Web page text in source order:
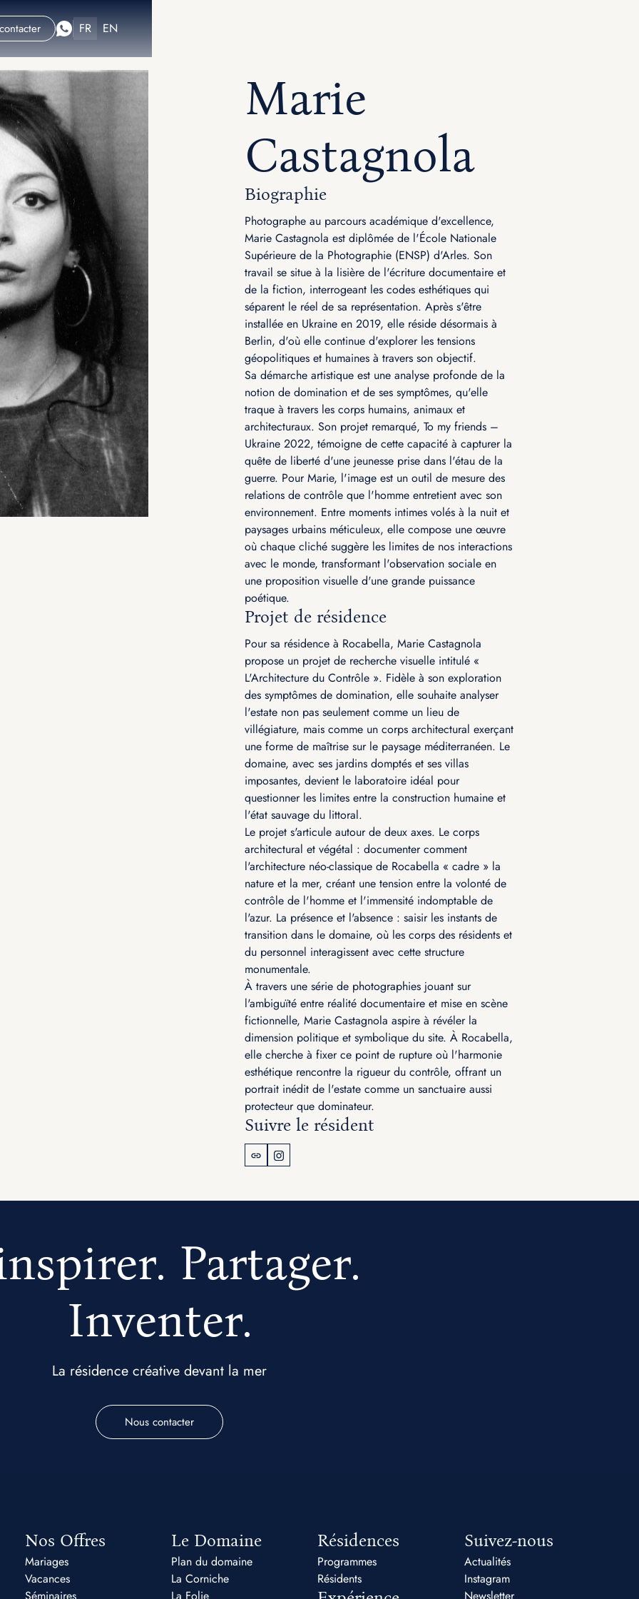
FR EN
Marie
Castagnola
Biographie
Photographe au parcours académique d'excellence,
Marie Castagnola est diplômée de l'École Nationale
Supérieure de la Photographie (ENSP) d'Arles. Son
travail se situe à la lisière de l'écriture documentaire et
de la fiction, interrogeant les codes esthétiques qui
séparent le réel de sa représentation. Après s'être
installée en Ukraine en 2019, elle réside désormais à
Berlin, d'où elle continue d'explorer les tensions
géopolitiques et humaines à travers son objectif.
Sa démarche artistique est une analyse profonde de la
notion de domination et de ses symptômes, qu'elle
traque à travers les corps humains, animaux et
architecturaux. Son projet remarqué, To my friends –
Ukraine 2022, témoigne de cette capacité à capturer la
quête de liberté d'une jeunesse prise dans l'étau de la
guerre. Pour Marie, l'image est un outil de mesure des
relations de contrôle que l'homme entretient avec son
environnement. Entre moments intimes volés à la nuit et
paysages urbains méticuleux, elle compose une œuvre
où chaque cliché suggère les limites de nos interactions
avec le monde, transformant l'observation sociale en
une proposition visuelle d'une grande puissance
poétique.
Projet de résidence
Pour sa résidence à Rocabella, Marie Castagnola
propose un projet de recherche visuelle intitulé «
L'Architecture du Contrôle ». Fidèle à son exploration
des symptômes de domination, elle souhaite analyser
l'estate non pas seulement comme un lieu de
villégiature, mais comme un corps architectural exerçant
une forme de maîtrise sur le paysage méditerranéen. Le
domaine, avec ses jardins domptés et ses villas
imposantes, devient le laboratoire idéal pour
questionner les limites entre la construction humaine et
l'état sauvage du littoral.
Le projet s'articule autour de deux axes. Le corps
architectural et végétal : documenter comment
l'architecture néo-classique de Rocabella « cadre » la
nature et la mer, créant une tension entre la volonté de
contrôle de l'homme et l'immensité indomptable de
l'azur. La présence et l'absence : saisir les instants de
transition dans le domaine, où les corps des résidents et
du personnel interagissent avec cette structure
monumentale.
À travers une série de photographies jouant sur
l'ambiguïté entre réalité documentaire et mise en scène
fictionnelle, Marie Castagnola aspire à révéler la
dimension politique et symbolique du site. À Rocabella,
elle cherche à fixer ce point de rupture où l'harmonie
esthétique rencontre la rigueur du contrôle, offrant un
portrait inédit de l'estate comme un sanctuaire aussi
protecteur que dominateur.
Suivre le résident
Partager.
Inventer.
La résidence créative devant la mer
Nous contacter
Nos Offres
Mariages
Vacances
Le Domaine
Plan du domaine
La Corniche
Résidences
Programmes
Résidents
Suivez-nous
Actualités
Instagram